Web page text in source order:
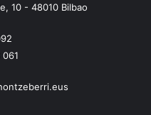
10 - 48010 Bilbao